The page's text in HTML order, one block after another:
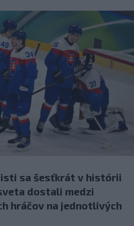
sa šesťkrát v histórii
dostali medzi
hráčov na jednotlivých